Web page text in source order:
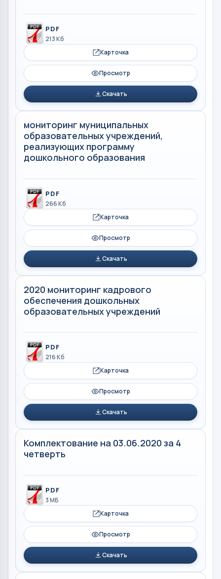
PDF
213 Кб
Карточка
Просмотр
Скачать
мониторинг муниципальных
образовательных учреждений,
реализующих программу
дошкольного образования
PDF
266 Кб
Карточка
Просмотр
Скачать
2020 мониторинг кадрового
обеспечения дошкольных
образовательных учреждений
PDF
216 Кб
Карточка
Просмотр
Скачать
Комплектование на 03.06.2020 за 4
четверть
PDF
3 МБ
Карточка
Просмотр
Скачать